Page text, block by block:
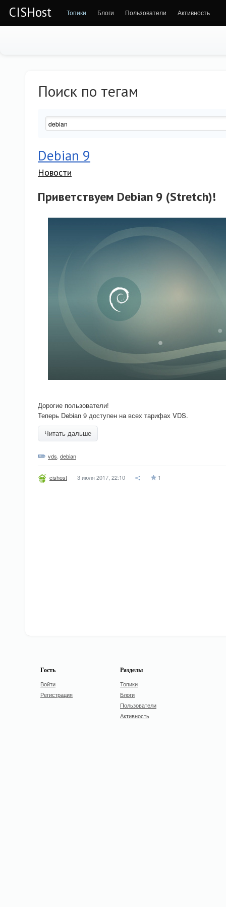
CISHost Топики Блоги Пользователи Активность
Поиск по тегам
Debian 9
Новости
Приветствуем Debian 9 (Stretch)!
Дорогие пользователи!
Теперь Debian 9 доступен на всех тарифах VDS.
Читать дальше
vds debian
cishost 3 июля 2017, 22:10 1
Гость
Войти
Регистрация
Разделы
Топики
Блоги
Пользователи
Активность